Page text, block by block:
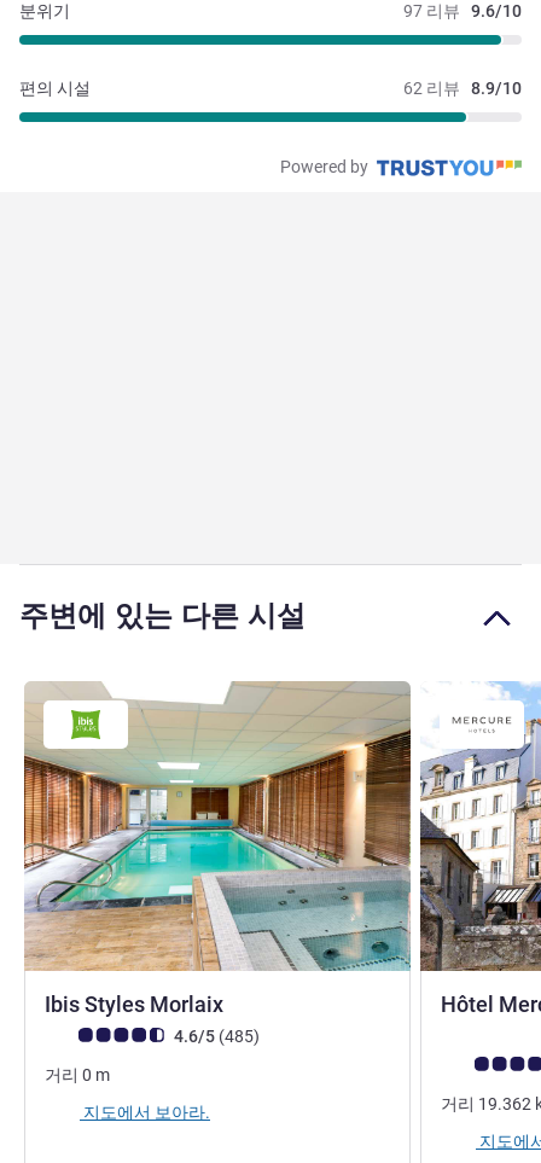
97 리뷰 9.6/10
분위기
62 리뷰 8.9/10
편의 시설
Powered by
주변에 있는 다른 시설
Ibis Styles Morlaix
고객 평점 (ALL 평가)
4.6/5 (485리뷰
)
거리 0 m
지도에서 보아라.
Hôtel
고객 평점
거리 19.362
지도에